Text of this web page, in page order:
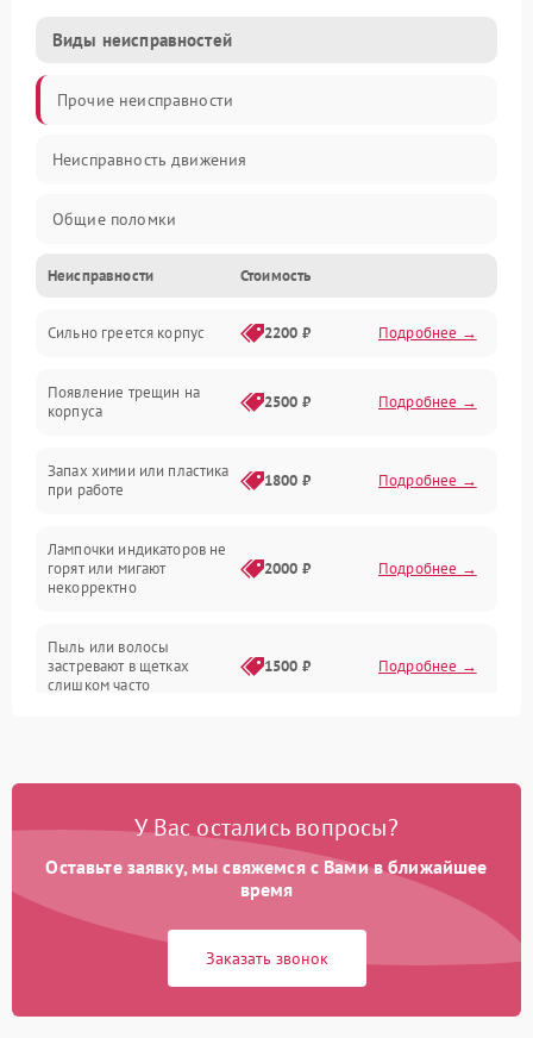
Виды неисправностей
Прочие неисправности
Неисправность движения
Общие поломки
Неисправность датчиков
Неисправность программного обеспечения
Проблемы с сигналом
Батарея
Программные сбои
Неисправности Стоимость
Сильно греется корпус 2200 ₽ Подробнее →
Появление трещин на
корпуса
2500 ₽ Подробнее →
Запах химии или пластика
при работе
1800 ₽ Подробнее →
Лампочки индикаторов не
горят или мигают
некорректно
2000 ₽ Подробнее →
Пыль или волосы
застревают в щетках
слишком часто
1500 ₽ Подробнее →
У Вас остались вопросы?
Оставьте заявку, мы свяжемся с Вами в ближайшее
время
Заказать звонок